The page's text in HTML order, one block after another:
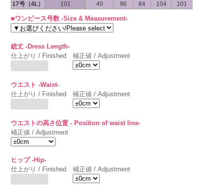
17号（4L）
101 40 96 84 104 101
■ワンピース号数 -Size & Measurement-
総丈 -Dress Length-
仕上がり / Finished
補正値 / Adjustment
ウエスト -Waist-
仕上がり / Finished
補正値 / Adjustment
ウエストの高さ位置 - Position of waist line-
補正値 / Adjustment
ヒップ -Hip-
仕上がり / Finished
補正値 / Adjustment